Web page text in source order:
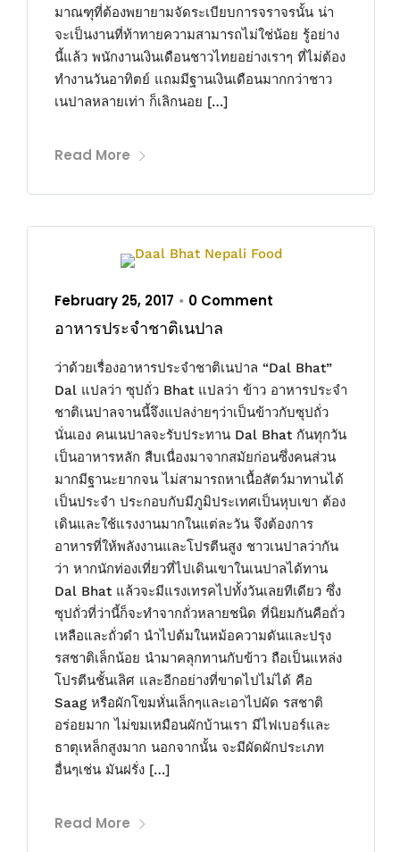
มาณฑุที่ต้องพยายามจัดระเบียบการจราจรนั้น น่า
จะเป็นงานที่ท้าทายความสามารถไม่ใช่น้อย รู้อย่าง
นี้แล้ว พนักงานเงินเดือนชาวไทยอย่างเราๆ ที่ไม่ต้อง
ทำงานวันอาทิตย์ แถมมีฐานเงินเดือนมากกว่าชาว
เนปาลหลายเท่า ก็เลิกนอย […]
Read More
February 25, 2017 • 0 Comment
อาหารประจำชาติเนปาล
ว่าด้วยเรื่องอาหารประจำชาติเนปาล “Dal Bhat”
Dal แปลว่า ซุปถั่ว Bhat แปลว่า ข้าว อาหารประจำ
ชาติเนปาลจานนี้จึงแปลง่ายๆว่าเป็นข้าวกับซุปถั่ว
นั่นเอง คนเนปาลจะรับประทาน Dal Bhat กันทุกวัน
เป็นอาหารหลัก สืบเนื่องมาจากสมัยก่อนซึ่งคนส่วน
มากมีฐานะยากจน ไม่สามารถหาเนื้อสัตว์มาทานได้
เป็นประจำ ประกอบกับมีภูมิประเทศเป็นหุบเขา ต้อง
เดินและใช้แรงงานมากในแต่ละวัน จึงต้องการ
อาหารที่ให้พลังงานและโปรตีนสูง ชาวเนปาลว่ากัน
ว่า หากนักท่องเที่ยวที่ไปเดินเขาในเนปาลได้ทาน
Dal Bhat แล้วจะมีแรงเทรคไปทั้งวันเลยทีเดียว ซึ่ง
ซุปถั่วที่ว่านี้ก็จะทำจากถั่วหลายชนิด ที่นิยมกันคือถั่ว
เหลือและถั่วดำ นำไปต้มในหม้อความดันและปรุง
รสชาติเล็กน้อย นำมาคลุกทานกับข้าว ถือเป็นแหล่ง
โปรตีนชั้นเลิศ และอีกอย่างที่ขาดไปไม่ได้ คือ
Saag หรือผักโขมหั่นเล็กๆและเอาไปผัด รสชาติ
อร่อยมาก ไม่ขมเหมือนผักบ้านเรา มีไฟเบอร์และ
ธาตุเหล็กสูงมาก นอกจากนั้น จะมีผัดผักประเภท
อื่นๆเช่น มันฝรั่ง […]
Read More